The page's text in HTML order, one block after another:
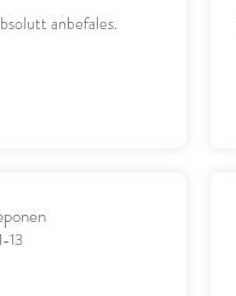
anbefales.
13